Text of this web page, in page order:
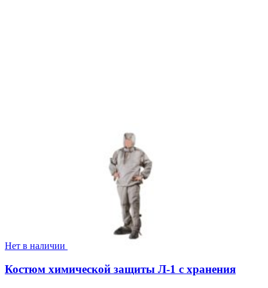
Нет в наличии
Костюм химической защиты Л-1 с хранения